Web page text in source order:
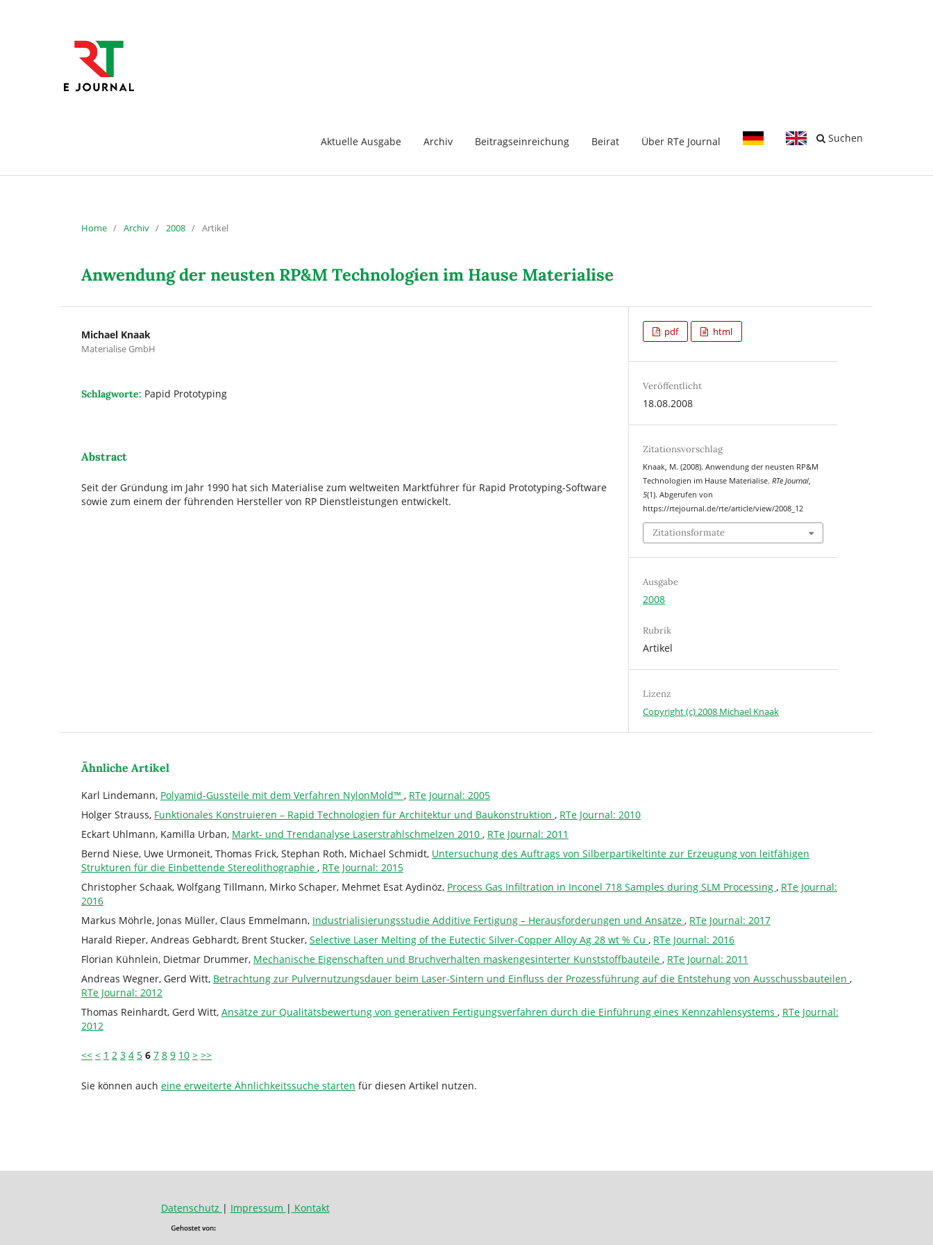
Aktuelle Ausgabe Archiv Beitragseinreichung Beirat Über RTe Journal Suchen
Home / Archiv / 2008 / Artikel
Anwendung der neusten RP&M Technologien im Hause Materialise
Michael Knaak
Materialise GmbH
Schlagworte: Papid Prototyping
Abstract
Seit der Gründung im Jahr 1990 hat sich Materialise zum weltweiten Marktführer für Rapid Prototyping-Software
sowie zum einem der führenden Hersteller von RP Dienstleistungen entwickelt.
pdf html
Veröffentlicht
18.08.2008
Zitationsvorschlag
Knaak, M. (2008). Anwendung der neusten RP&M
Technologien im Hause Materialise.RTe Journal
5(1). Abgerufen von
https://rtejournal.de/rte/article/view/2008_12
Zitationsformate
Ausgabe
2008
Rubrik
Artikel
Lizenz
Copyright (c) 2008 Michael Knaak
Ähnliche Artikel
Karl Lindemann, Polyamid-Gussteile mit dem Verfahren NylonMold™ , RTe Journal: 2005
Holger Strauss, Funktionales Konstruieren – Rapid Technologien für Architektur und Baukonstruktion , RTe Journal: 2010
Eckart Uhlmann, Kamilla Urban, Markt- und Trendanalyse Laserstrahlschmelzen 2010 , RTe Journal: 2011
Bernd Niese, Uwe Urmoneit, Thomas Frick, Stephan Roth, Michael Schmidt, Untersuchung des Auftrags von Silberpartikeltinte zur Erzeugung von leitfähigen
Strukturen für die Einbettende Stereolithographie , RTe Journal: 2015
Christopher Schaak, Wolfgang Tillmann, Mirko Schaper, Mehmet Esat Aydinöz, Process Gas Infiltration in Inconel 718 Samples during SLM Processing , RTe Journal:
2016
Markus Möhrle, Jonas Müller, Claus Emmelmann, Industrialisierungsstudie Additive Fertigung – Herausforderungen und Ansätze , RTe Journal: 2017
Harald Rieper, Andreas Gebhardt, Brent Stucker, Selective Laser Melting of the Eutectic Silver-Copper Alloy Ag 28 wt % Cu , RTe Journal: 2016
Florian Kühnlein, Dietmar Drummer, Mechanische Eigenschaften und Bruchverhalten maskengesinterter Kunststoffbauteile , RTe Journal: 2011
Andreas Wegner, Gerd Witt, Betrachtung zur Pulvernutzungsdauer beim Laser-Sintern und Einfluss der Prozessführung auf die Entstehung von Ausschussbauteilen ,
RTe Journal: 2012
Thomas Reinhardt, Gerd Witt, Ansätze zur Qualitätsbewertung von generativen Fertigungsverfahren durch die Einführung eines Kennzahlensystems , RTe Journal:
2012
<< < 1 2 3 4 5 6 7 8 9 10 > >>
Sie können auch eine erweiterte Ähnlichkeitssuche starten für diesen Artikel nutzen.
Datenschutz | Impressum | Kontakt